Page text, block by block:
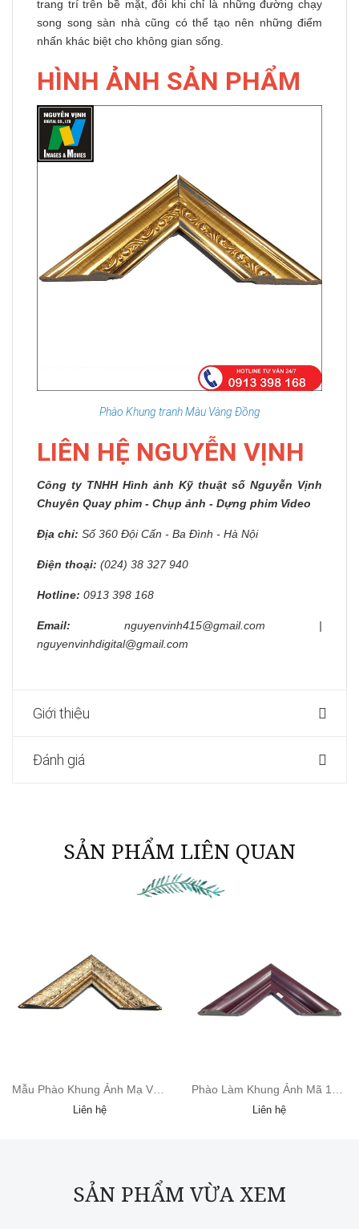
trang trí trên bề mặt, đôi khi chỉ là những đường chạy
song song sàn nhà cũng có thể tạo nên những điểm
nhấn khác biệt cho không gian sống.
HÌNH ẢNH SẢN PHẨM
Phào Khung tranh Màu Vàng Đồng
LIÊN HỆ NGUYỄN VỊNH
Công ty TNHH Hình ảnh Kỹ thuật số Nguyễn Vịnh
Chuyên Quay phim - Chụp ảnh - Dựng phim Video
Địa chỉ: Số 360 Đội Cấn - Ba Đình - Hà Nội
Điện thoại: (024) 38 327 940
Hotline: 0913 398 168
Email: nguyenvinh415@gmail.com |
nguyenvinhdigital@gmail.com
Giới thiệu
Đánh giá
SẢN PHẨM LIÊN QUAN
Liên hệ Liên hệ
SẢN PHẨM VỪA XEM